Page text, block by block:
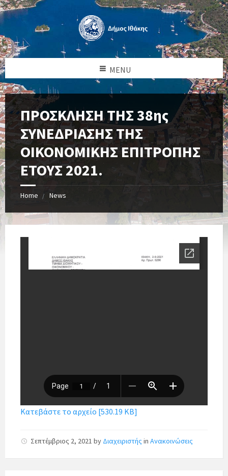
MENU
ΠΡΟΣΚΛΗΣΗ ΤΗΣ 38ης
ΣΥΝΕΔΡΙΑΣΗΣ ΤΗΣ
ΟΙΚΟΝΟΜΙΚΗΣ ΕΠΙΤΡΟΠΗΣ
ΕΤΟΥΣ 2021.
Home News
Κατεβάστε το αρχείο [530.19 KB]
Σεπτέμβριος 2, 2021 by Διαχειριστής in Ανακοινώσεις